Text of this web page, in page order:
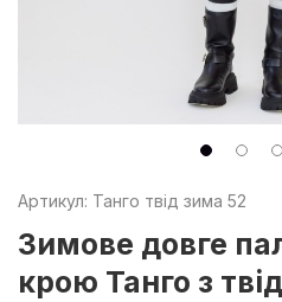
Артикул: Танго твід зима 52
Зимове довге
крою Танго з